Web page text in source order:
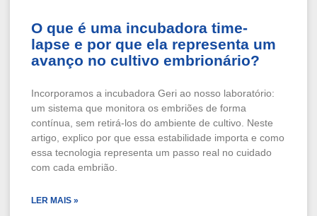
O que é uma incubadora time-
lapse e por que ela representa um
avanço no cultivo embrionário?
Incorporamos a incubadora Geri ao nosso laboratório:
um sistema que monitora os embriões de forma
contínua, sem retirá-los do ambiente de cultivo. Neste
artigo, explico por que essa estabilidade importa e como
essa tecnologia representa um passo real no cuidado
com cada embrião.
LER MAIS »